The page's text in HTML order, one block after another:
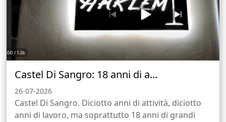
Castel Di Sangro: 18 anni di a...
26-07-2026
Castel Di Sangro. Diciotto anni di attività, diciotto
anni di lavoro, ma soprattutto 18 anni di grandi